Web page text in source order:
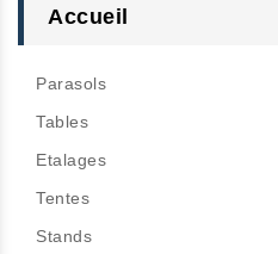
Accueil
Parasols
Tables
Etalages
Tentes
Stands